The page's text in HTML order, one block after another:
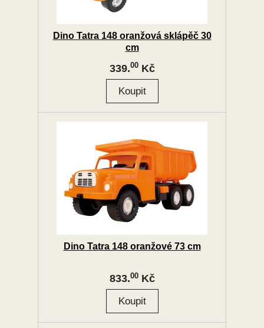
Dino Tatra 148 oranžová sklápěč 30
cm
339.00Kč
Dino Tatra 148 oranžové 73 cm
833.00Kč